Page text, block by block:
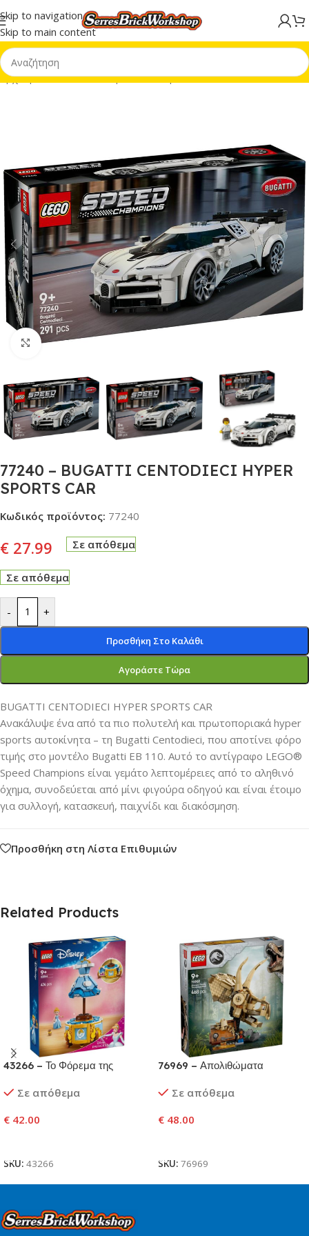
Skip to navigation
Skip to main content
Αρχική σελίδα/LEGO® Speed Champions
Click to enlarge
77240 – BUGATTI CENTODIECI HYPER
SPORTS CAR
Κωδικός προϊόντος: 77240
€ 27.99 Σε απόθεμα
Σε απόθεμα
- +
Προσθήκη Στο Καλάθι
Αγοράστε Τώρα
BUGATTI CENTODIECI HYPER SPORTS CAR
Ανακάλυψε ένα από τα πιο πολυτελή και πρωτοποριακά hyper
sports αυτοκίνητα – τη Bugatti Centodieci, που αποτίνει φόρο
τιμής στο μοντέλο Bugatti EB 110. Αυτό το αντίγραφο LEGO®
Speed Champions είναι γεμάτο λεπτομέρειες από το αληθινό
όχημα, συνοδεύεται από μίνι φιγούρα οδηγού και είναι έτοιμο
για συλλογή, κατασκευή, παιχνίδι και διακόσμηση.
Προσθήκη στη Λίστα Επιθυμιών
Related Products
43266 – Το Φόρεμα της
Σε απόθεμα
€ 42.00
SKU: 43266
76969 – Απολιθώματα
Τρικεράτοπα
Σε απόθεμα
€ 48.00
SKU: 76969